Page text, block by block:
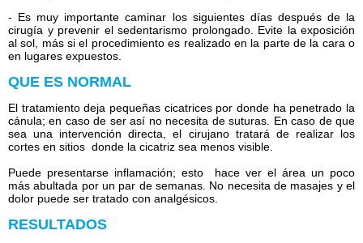
- Es muy importante caminar los siguientes días después de la
cirugía y prevenir el sedentarismo prolongado. Evite la exposición
al sol, más si el procedimiento es realizado en la parte de la cara o
en lugares expuestos.
QUE ES NORMAL
El tratamiento deja pequeñas cicatrices por donde ha penetrado la
cánula; en caso de ser así no necesita de suturas. En caso de que
sea una intervención directa, el cirujano tratará de realizar los
cortes en sitios donde la cicatriz sea menos visible.
Puede presentarse inflamación; esto hace ver el área un poco
más abultada por un par de semanas. No necesita de masajes y el
dolor puede ser tratado con analgésicos.
RESULTADOS